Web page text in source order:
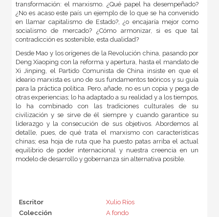
transformación: el marxismo. ¿Qué papel ha desempeñado?
¿No es acaso este país un ejemplo de lo que se ha convenido
en llamar capitalismo de Estado?, ¿o encajaría mejor como
socialismo de mercado? ¿Cómo armonizar, si es que tal
contradicción es sostenible, esta dualidad?
Desde Mao y los orígenes de la Revolución china, pasando por
Deng Xiaoping con la reforma y apertura, hasta el mandato de
Xi Jinping, el Partido Comunista de China insiste en que el
ideario marxista es uno de sus fundamentos teóricos y su guía
para la práctica política. Pero, añade, no es un copia y pega de
otras experiencias; lo ha adaptado a su realidad y a los tiempos,
lo ha combinado con las tradiciones culturales de su
civilización y se sirve de él siempre y cuando garantice su
liderazgo y la consecución de sus objetivos. Abordemos al
detalle, pues, de qué trata el marxismo con características
chinas; esa hoja de ruta que ha puesto patas arriba el actual
equilibrio de poder internacional y nuestra creencia en un
modelo de desarrollo y gobernanza sin alternativa posible.
Escritor
Xulio Ríos
Colección
A fondo